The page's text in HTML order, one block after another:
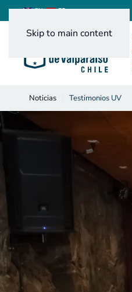
Skip to main content
EN ES
Noticias Testimonios UV